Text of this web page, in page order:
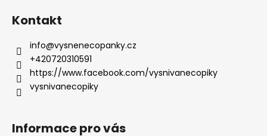
Kontakt
info@vysnenecopanky.cz
+420720310591
https://www.facebook.com/vysnivanecopiky
vysnivanecopiky
Informace pro vás